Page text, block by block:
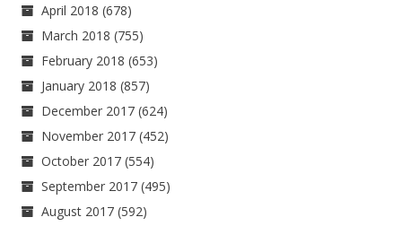
April 2018 (678)
March 2018 (755)
February 2018 (653)
January 2018 (857)
December 2017 (624)
November 2017 (452)
October 2017 (554)
September 2017 (495)
August 2017 (592)